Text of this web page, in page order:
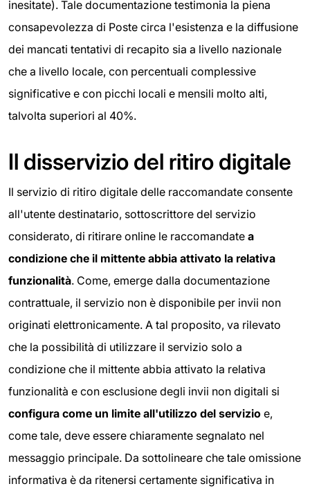
inesitate). Tale documentazione testimonia la piena
consapevolezza di Poste circa l'esistenza e la diffusione
dei mancati tentativi di recapito sia a livello nazionale
che a livello locale, con percentuali complessive
significative e con picchi locali e mensili molto alti,
talvolta superiori al 40%.
Il disservizio del ritiro digitale
Il servizio di ritiro digitale delle raccomandate consente
all'utente destinatario, sottoscrittore del servizio
considerato, di ritirare online le raccomandate a
condizione che il mittente abbia attivato la relativa
funzionalità. Come, emerge dalla documentazione
contrattuale, il servizio non è disponibile per invii non
originati elettronicamente. A tal proposito, va rilevato
che la possibilità di utilizzare il servizio solo a
condizione che il mittente abbia attivato la relativa
funzionalità e con esclusione degli invii non digitali si
configura come un limite all'utilizzo del servizio e,
come tale, deve essere chiaramente segnalato nel
messaggio principale. Da sottolineare che tale omissione
informativa è da ritenersi certamente significativa in